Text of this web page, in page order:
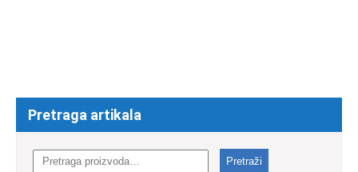
Pretraga artikala
za:
Pretraži